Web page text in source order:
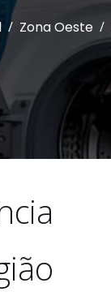
/ Zona Oeste /